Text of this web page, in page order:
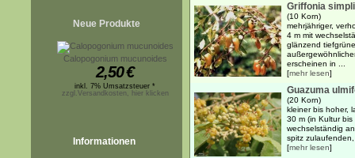
Neue Produkte
Calopogonium mucunoides
2,50€
inkl. 7% Umsatzsteuer *
zzgl.Versandkosten, hier klicken
Informationen
Griffonia
(10 Korn)
mehrjähriger,
4 m mit
glänzend
erscheinen in ...
[mehr lesen]
Guazuma
(20 Korn)
kleiner bis hoher,
30 m (in Kultur
wechselständig
spitz
[mehr lesen]